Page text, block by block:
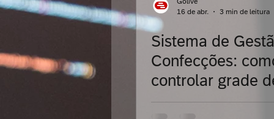
Blockchain Soluções
Transformação Digital
16 de abr.
3 min de leitura
Sistema de
Confecções:
controlar grade
e tamanhos sem